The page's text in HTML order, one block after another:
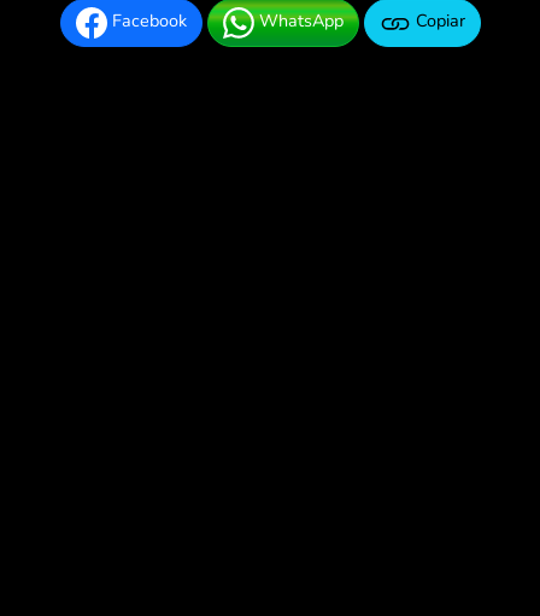
Facebook WhatsApp Copiar